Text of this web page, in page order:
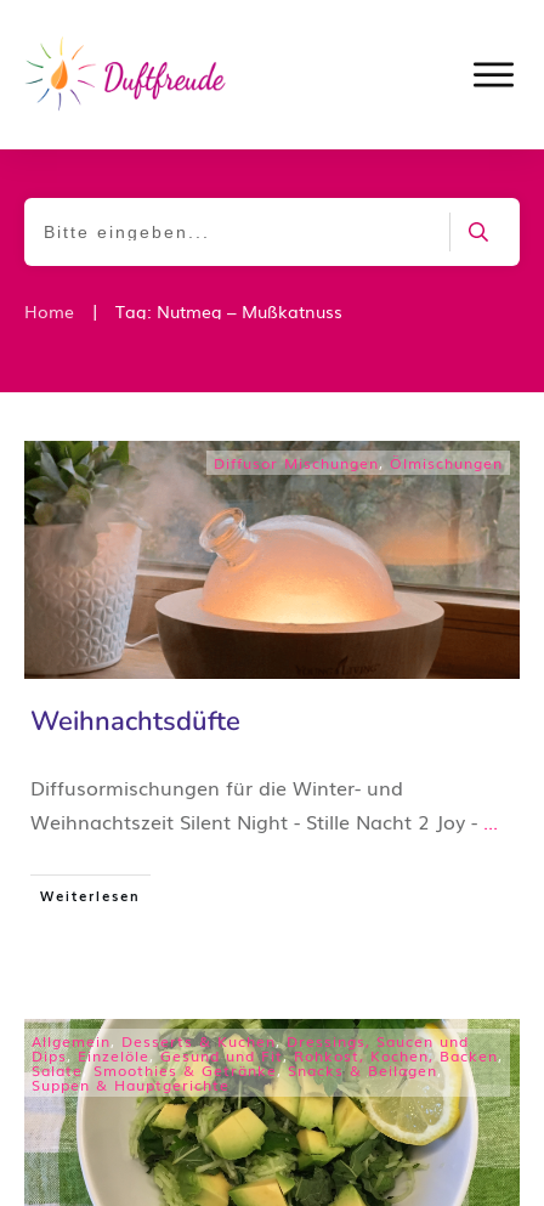
Home | Tag: Nutmeg – Mußkatnuss
Diffusor Mischungen, Ölmischungen
Weihnachtsdüfte
Diffusormischungen für die Winter- und
Weihnachtszeit Silent Night - Stille Nacht 2 Joy - ...
Weiterlesen
Allgemein, Desserts & Kuchen,Dressings, Saucen und
Dips, Einzelöle,Gesund und Fit,Rohkost, Kochen, Backen,
Salate,Smoothies & Getränke,Snacks & Beilagen,
Suppen & Hauptgerichte